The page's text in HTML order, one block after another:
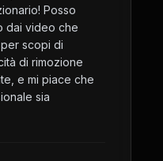
Posso
dai video che
scopi di
di rimozione
e mi piace che
sia